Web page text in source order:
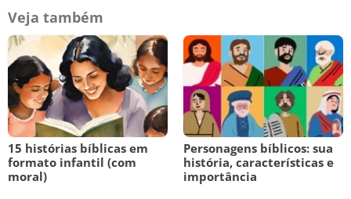
Veja também
15 histórias bíblicas em
formato infantil (com
moral)
Personagens bíblicos: sua
história, características e
importância